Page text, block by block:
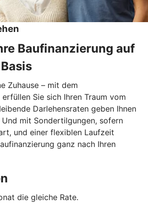
Baufinanzierung auf
Zuhause – mit dem
Sie sich Ihren Traum vom
Darlehensraten geben Ihnen
Und mit Sondertilgungen, sofern
und einer flexiblen Laufzeit
ganz nach Ihren
die gleiche Rate.